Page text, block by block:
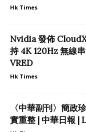
Hk Times
Nvidia 發佈
持 4K 120Hz 無線
VRED
Hk Times
〈中華副刊〉簡政
實重整 | 中華日報 |